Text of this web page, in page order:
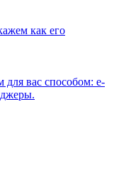
как его
вас способом: e-